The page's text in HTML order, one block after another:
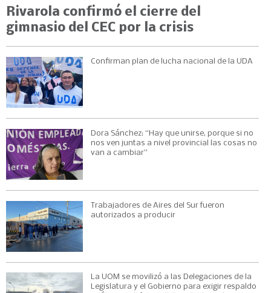
Rivarola confirmó el cierre del
gimnasio del CEC por la crisis
Confirman plan de lucha nacional de la UDA
Dora Sánchez: “Hay que unirse, porque si no
nos ven juntas a nivel provincial las cosas no
van a cambiar”
Trabajadores de Aires del Sur fueron
autorizados a producir
La UOM se movilizó a las Delegaciones de la
Legislatura y el Gobierno para exigir respaldo